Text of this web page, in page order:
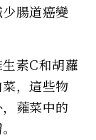
腸道癌變
素C和胡蘿
，這些物
蕹菜中的